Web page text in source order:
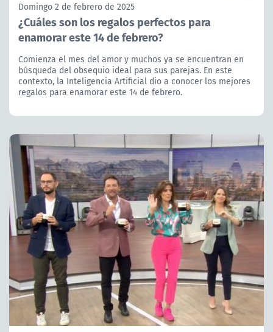
Domingo 2 de febrero de 2025
¿Cuáles son los regalos perfectos para
enamorar este 14 de febrero?
Comienza el mes del amor y muchos ya se encuentran en
búsqueda del obsequio ideal para sus parejas. En este
contexto, la Inteligencia Artificial dio a conocer los mejores
regalos para enamorar este 14 de febrero.